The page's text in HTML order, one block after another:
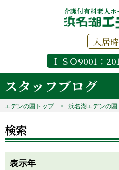
介護付有料老人ホ
入居
ＩＳＯ9001：
スタッフブログ
エデンの園トップ 浜名湖エデンの園
検索
表示年